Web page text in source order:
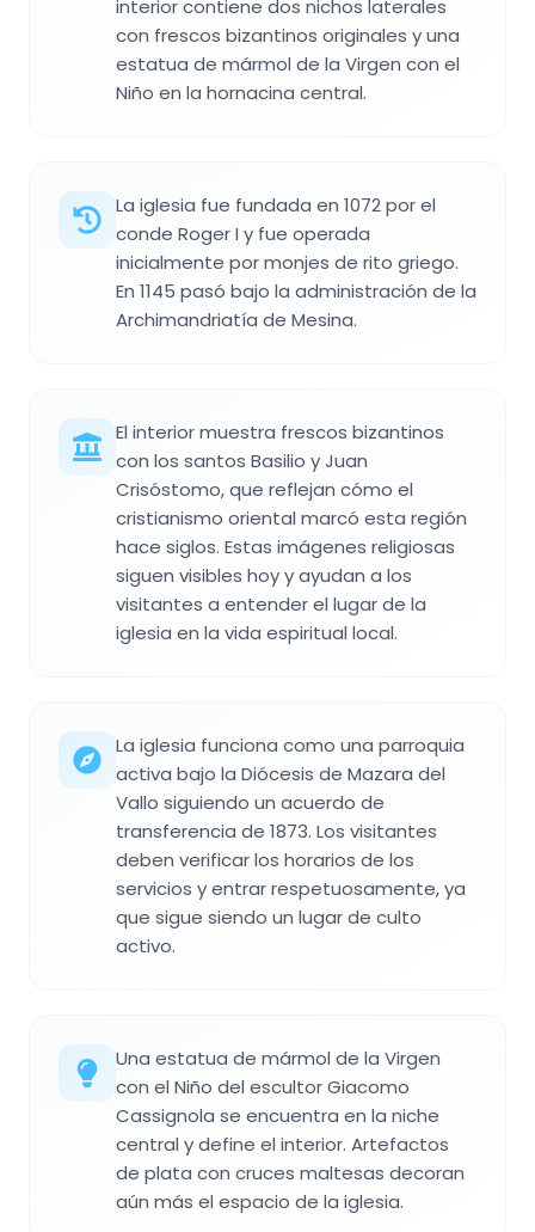
interior contiene dos nichos laterales
con frescos bizantinos originales y una
estatua de mármol de la Virgen con el
Niño en la hornacina central.
La iglesia fue fundada en 1072 por el
conde Roger I y fue operada
inicialmente por monjes de rito griego.
En 1145 pasó bajo la administración de la
Archimandriatía de Mesina.
El interior muestra frescos bizantinos
con los santos Basilio y Juan
Crisóstomo, que reflejan cómo el
cristianismo oriental marcó esta región
hace siglos. Estas imágenes religiosas
siguen visibles hoy y ayudan a los
visitantes a entender el lugar de la
iglesia en la vida espiritual local.
La iglesia funciona como una parroquia
activa bajo la Diócesis de Mazara del
Vallo siguiendo un acuerdo de
transferencia de 1873. Los visitantes
deben verificar los horarios de los
servicios y entrar respetuosamente, ya
que sigue siendo un lugar de culto
activo.
Una estatua de mármol de la Virgen
con el Niño del escultor Giacomo
Cassignola se encuentra en la niche
central y define el interior. Artefactos
de plata con cruces maltesas decoran
aún más el espacio de la iglesia.